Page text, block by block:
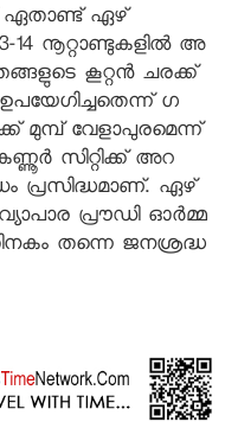
ഏതാണ്ട് ഏഴ്
14 നൂറ്റാണ്ടുകളില്‍ അ
കൂറ്റന്‍ ചരക്ക്
ഗ
മുമ്പ് വേളാപുരമെന്ന്
സിറ്റിക്ക് അറ
പ്രസിദ്ധമാണ്. ഏഴ്
പ്രൗഡി ഓര്‍മ്മ
തന്നെ ജനശ്രദ്ധ